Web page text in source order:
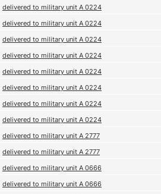
delivered to military unit А 0224
delivered to military unit А 0224
delivered to military unit А 0224
delivered to military unit А 0224
delivered to military unit A 0224
delivered to military unit A 0224
delivered to military unit A 0224
delivered to military unit A 0224
delivered to military unit A 2777
delivered to military unit A 2777
delivered to military unit A 0666
delivered to military unit A 0666